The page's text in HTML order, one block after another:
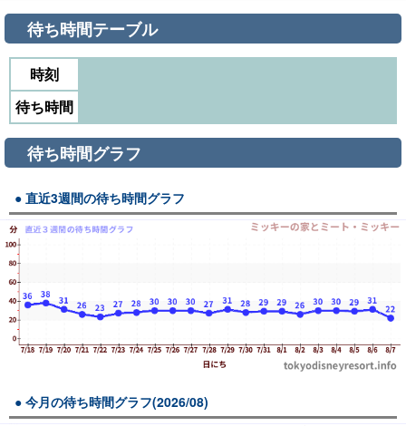
待ち時間テーブル
時刻
待ち時間
待ち時間グラフ
直近3週間の待ち時間グラフ
今月の待ち時間グラフ(2026/08)